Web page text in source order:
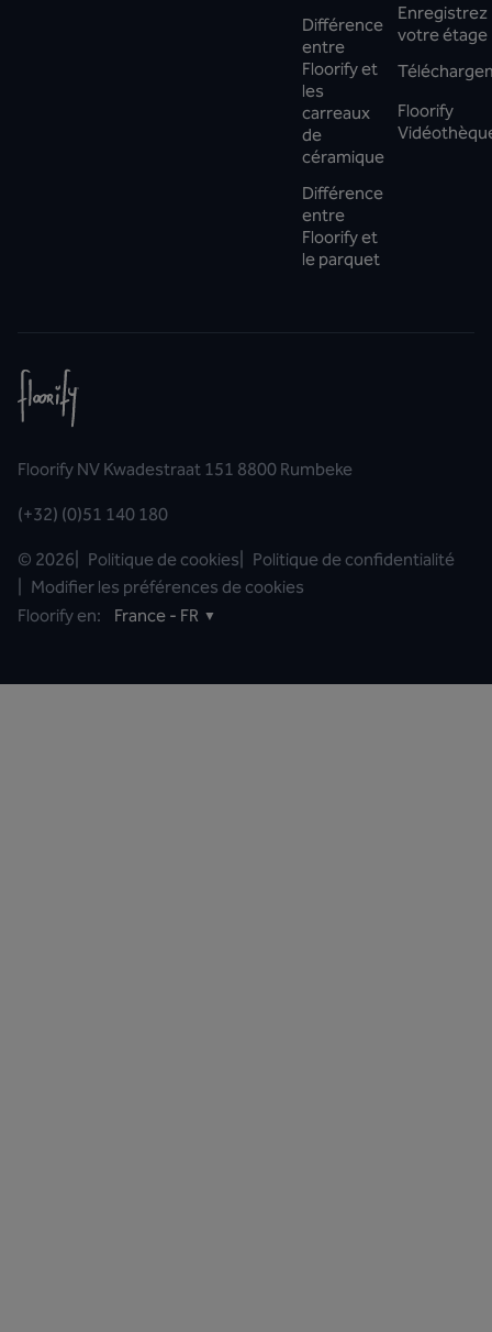
Différence
entre
Floorify et
les
carreaux
de
céramique
Différence
entre
Floorify et
le parquet
Enregistrez
votre étage
Floorify
Floorify NV Kwadestraat 151 8800 Rumbeke
(+32) (0)51 140 180
© 2026 Politique de cookies
Politique de confidentialité
Modifier les préférences de cookies
Floorify en:
France - FR ▼